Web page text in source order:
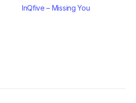
InQfive – Missing You